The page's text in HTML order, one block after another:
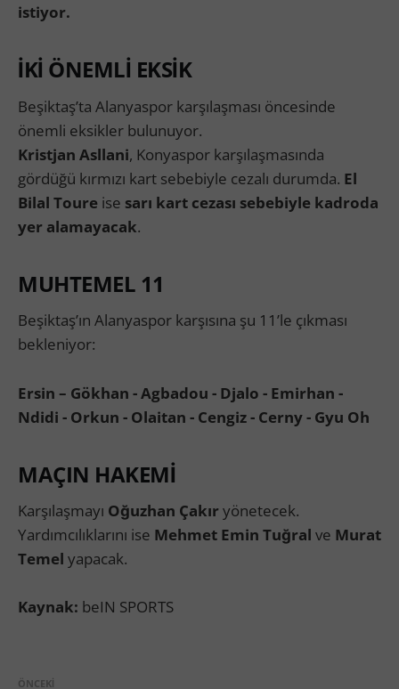
istiyor.
İKİ ÖNEMLİ EKSİK
Beşiktaş’ta Alanyaspor karşılaşması öncesinde
önemli eksikler bulunuyor.
Kristjan Asllani, Konyaspor karşılaşmasında
gördüğü kırmızı kart sebebiyle cezalı durumda. El
Bilal Toure ise sarı kart cezası sebebiyle kadroda
yer alamayacak.
MUHTEMEL 11
Beşiktaş’ın Alanyaspor karşısına şu 11’le çıkması
bekleniyor:
Ersin – Gökhan - Agbadou - Djalo - Emirhan -
Ndidi - Orkun - Olaitan - Cengiz - Cerny - Gyu Oh
MAÇIN HAKEMİ
Karşılaşmayı Oğuzhan Çakır yönetecek.
Yardımcılıklarını ise Mehmet Emin Tuğral ve Murat
Temel yapacak.
Kaynak: beIN SPORTS
ÖNCEKI